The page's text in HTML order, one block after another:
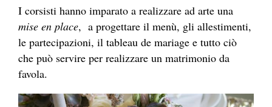
I corsisti hanno imparato a realizzare ad arte una
mise en place, a progettare il menù, gli allestimenti,
le partecipazioni, il tableau de mariage e tutto ciò
che può servire per realizzare un matrimonio da
favola.